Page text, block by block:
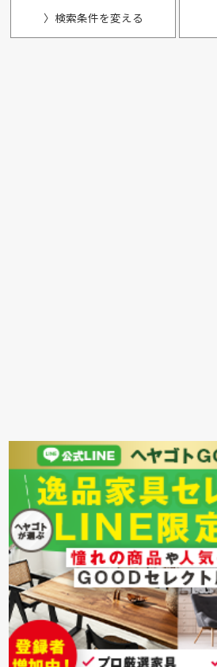
〉検索条件を変える